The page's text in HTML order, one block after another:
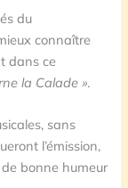
du
connaître
dans ce
la Calade ».
sans
l’émission,
bonne humeur